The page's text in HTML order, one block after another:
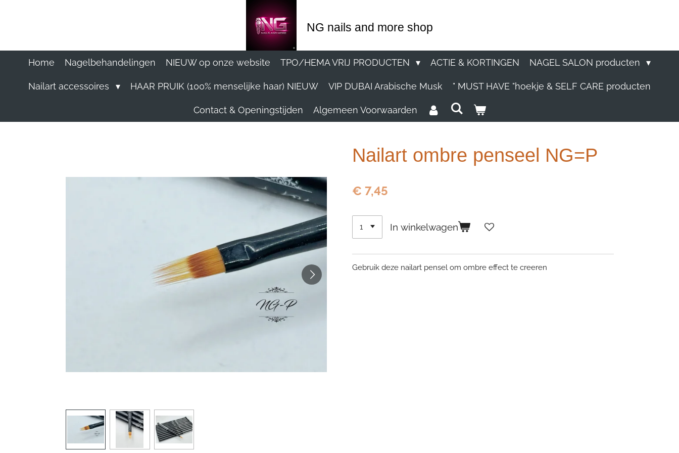
NG nails and more shop
Home Nagelbehandelingen NIEUW op onze website TPO/HEMA VRIJ PRODUCTEN ACTIE & KORTINGEN NAGEL SALON producten
Nailart accessoires HAAR PRUIK (100% menselijke haar) NIEUW VIP DUBAI Arabische Musk " MUST HAVE "hoekje & SELF CARE producten
Contact & Openingstijden Algemeen Voorwaarden
Nailart ombre penseel NG=P
€ 7,45
In winkelwagen
Gebruik deze nailart pensel om ombre effect te creeren